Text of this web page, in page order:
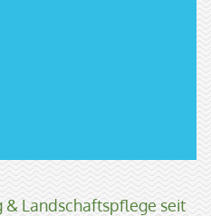
Landschaftspflege seit